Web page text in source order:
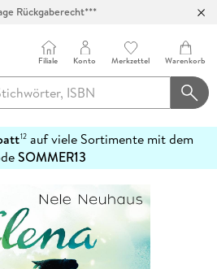
Rückgaberecht***
Filiale Konto Merkzettel Warenkorb
12auf viele Sortimente mit dem
SOMMER13